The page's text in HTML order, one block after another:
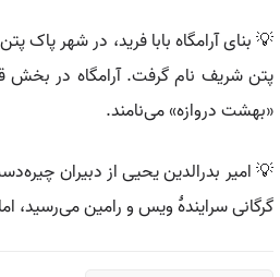
💡 بنای آرامگاه بابا فرید، در شهر پاک
پتن شریف نام گرفت. آرامگاه در بخش
«بهشت دروازه» می‌نامند.
💡 امیر بدرالدین یحیی از دبیران
گرگانی سرایندهٔ ویس و رامین می‌رسید،